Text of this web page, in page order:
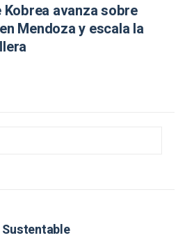
avanza sobre
Mendoza y escala la